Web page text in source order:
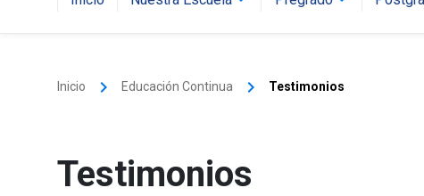
Inicio keyboard_arrow_right Educación Continua keyboard_arrow_right Testimonios
Testimonios